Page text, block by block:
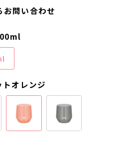
お問い合わせ
オレンジ